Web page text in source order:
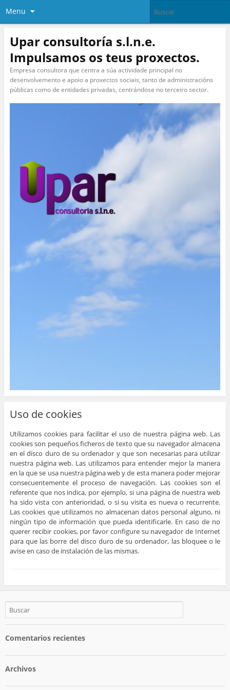
Menu
Upar consultoría s.l.n.e.
Impulsamos os teus proxectos.
Empresa consultora que centra a súa actividade principal no
desenvolvemento e apoio a proxectos sociais, tanto de administracións
públicas como de entidades privadas, centrándose no terceiro sector.
Uso de cookies
Utilizamos cookies para facilitar el uso de nuestra página web. Las
cookies son pequeños ficheros de texto que su navegador almacena
en el disco duro de su ordenador y que son necesarias para utilizar
nuestra página web. Las utilizamos para entender mejor la manera
en la que se usa nuestra página web y de esta manera poder mejorar
consecuentemente el proceso de navegación. Las cookies son el
referente que nos indica, por ejemplo, si una página de nuestra web
ha sido vista con anterioridad, o si su visita es nueva o recurrente.
Las cookies que utilizamos no almacenan datos personal alguno, ni
ningún tipo de información que pueda identificarle. En caso de no
querer recibir cookies, por favor configure su navegador de Internet
para que las borre del disco duro de su ordenador, las bloquee o le
avise en caso de instalación de las mismas.
Comentarios recientes
Archivos